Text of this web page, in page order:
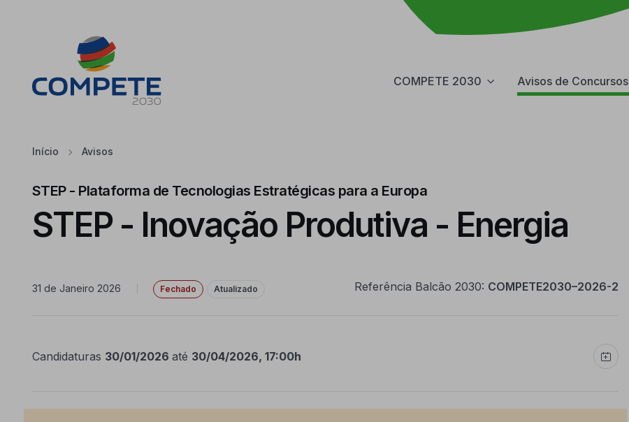
COMPETE 2030 Avisos de Concursos
Início Avisos
STEP - Plataforma de Tecnologias Estratégicas para a Europa
STEP - Inovação Produtiva - Energia
31 de Janeiro 2026 Fechado Atualizado Referência Balcão 2030: COMPETE2030–2026-2
Candidaturas 30/01/2026 até 30/04/2026, 17:00h